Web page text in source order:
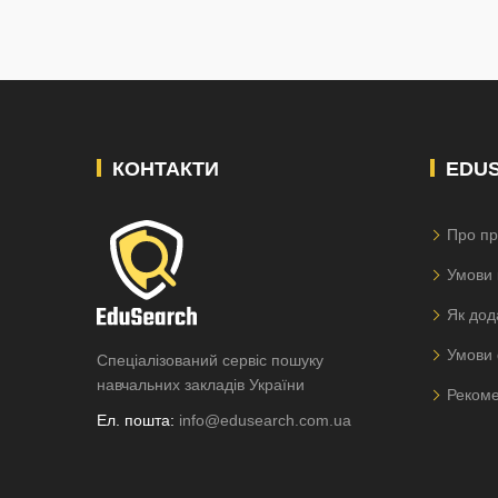
КОНТАКТИ
Спеціалізований сервіс пошуку
навчальних закладів України
Ел. пошта: info@edusearch.com.ua
Про
Умови
Як
Умови